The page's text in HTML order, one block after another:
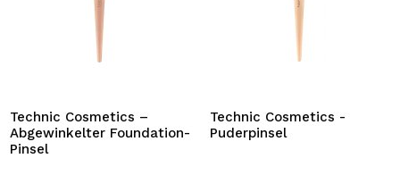
Technic Cosmetics –
Abgewinkelter Foundation-
Pinsel
Technic Cosmetics -
Puderpinsel